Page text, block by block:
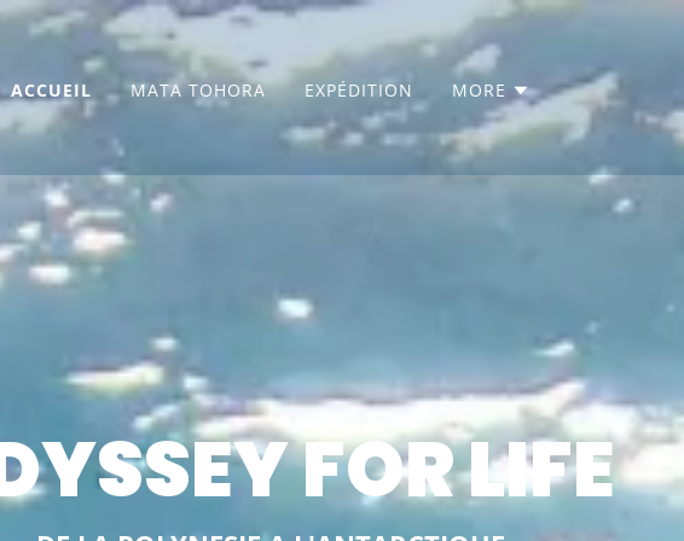
ACCUEIL MATA TOHORA EXPÉDITION MORE
FOR LIFE